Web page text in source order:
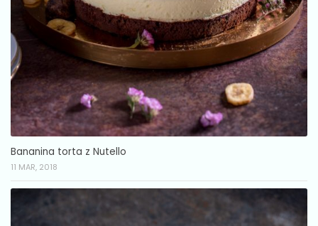
Bananina torta z Nutello
11 MAR, 2018